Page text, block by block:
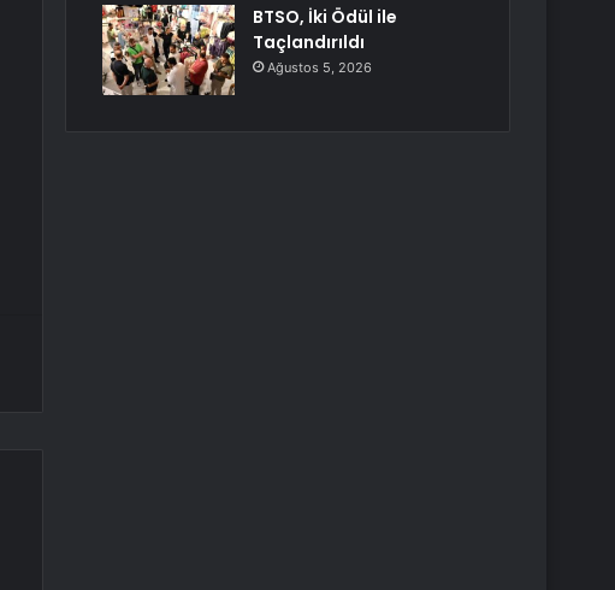
BTSO, İki Ödül ile
Taçlandırıldı
Ağustos 5, 2026